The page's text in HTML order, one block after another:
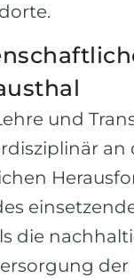
und
an
die
der